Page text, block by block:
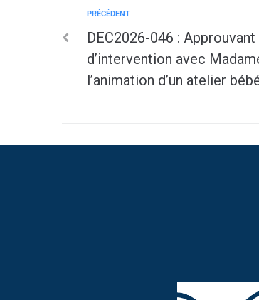
PRÉCÉDENT
DEC2026-046 :
d’intervention avec
l’animation d’un atelier